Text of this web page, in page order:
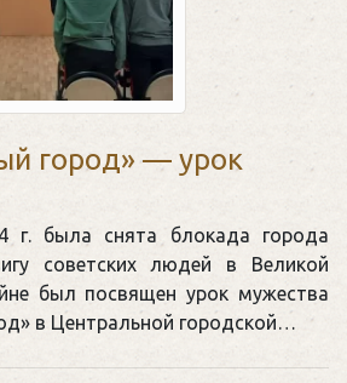
город» — урок
г. была снята блокада города
советских людей в Великой
был посвящен урок мужества
в Центральной городской…